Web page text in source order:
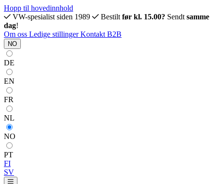
Hopp til hovedinnhold
VW-spesialist siden 1989
Bestilt før kl. 15.00? Sendt samme
dag!
Om oss Ledige stillingerKontakt B2B
NO
DE
EN
FR
NL
NO
PT
FI
SV